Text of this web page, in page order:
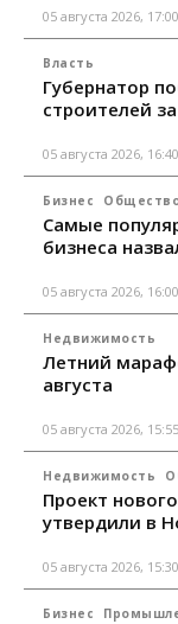
05 августа 2026, 17:00
Власть
Губернатор
строителей
05 августа 2026, 16:40
Бизнес
Самые
бизнеса
05 августа 2026, 16:00
Недвижимость
Летний
августа
05 августа 2026, 15:55
Недвижимость
Проект
утвердили в
05 августа 2026, 15:30
Бизнес